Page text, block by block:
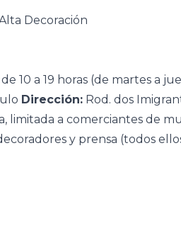
de 10 a 19 horas (de martes a
Dirección: Rod. dos
limitada a comerciantes de
y prensa (todos